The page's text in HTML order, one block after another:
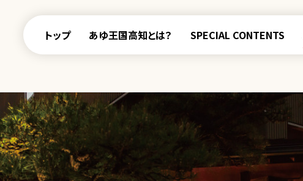
トップ あゆ王国高知とは？ SPECIAL CONTENTS